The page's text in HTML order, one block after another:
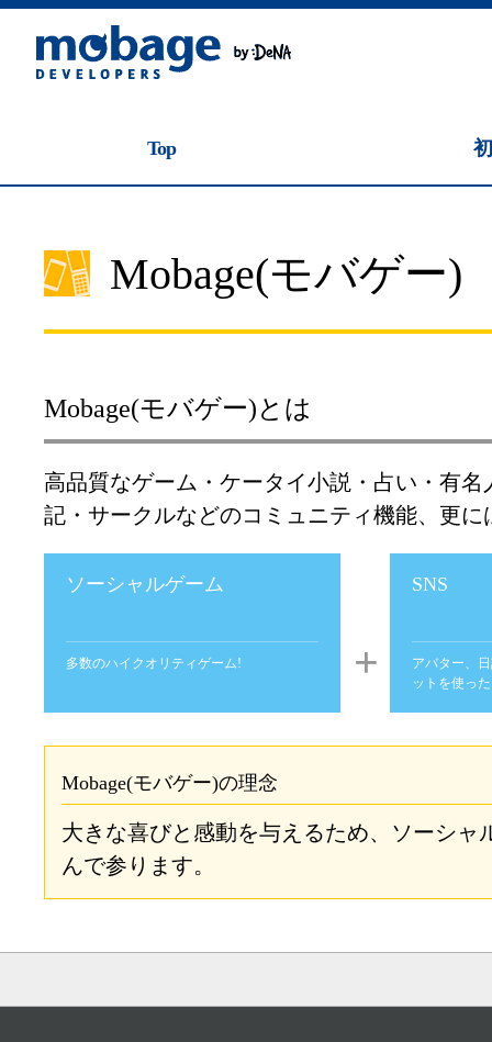
Top
Mobage(モバゲー)
Mobage(モバゲー)とは
高品質なゲーム・ケータイ小説・占い・有
記・サークルなどのコミュニティ機能、更
ソーシャルゲーム
多数のハイクオリティゲーム!
SNS
アバター、
ットを使っ
Mobage(モバゲー)の理念
大きな喜びと感動を与えるため、ソーシ
んで参ります。